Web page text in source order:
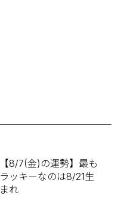
【8/7(金)の運勢】最も
ラッキーなのは8/21生
まれ